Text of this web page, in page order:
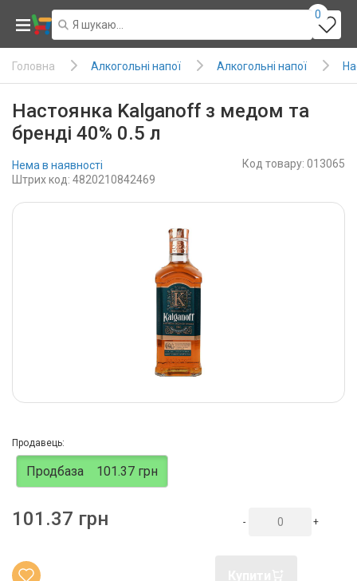
0
Головна Алкогольні напої Алкогольні напої
Настоянка Kalganoff з медом та
бренді 40% 0.5 л
Нема в наявності
Код товару: 013065
Штрих код: 4820210842469
Продавець:
Продбаза 101.37 грн
101.37 грн - +